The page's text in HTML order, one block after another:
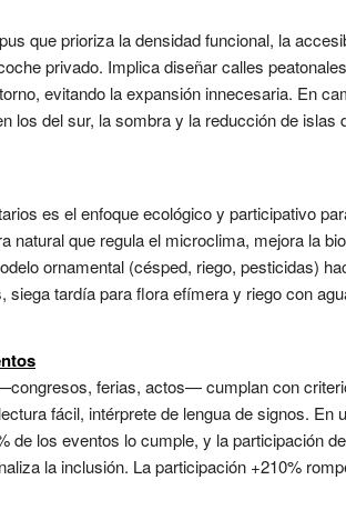
que prioriza la densidad funcional, la
privado. Implica diseñar calles
evitando la expansión innecesaria. En
los del sur, la sombra y la reducción de islas
es el enfoque ecológico y participativo
natural que regula el microclima, mejora la
ornamental (césped, riego, pesticidas)
tardía para flora efímera y riego con
ferias, actos— cumplan con
fácil, intérprete de lengua de signos. En
de los eventos lo cumple, y la participación
la inclusión. La participación +210%